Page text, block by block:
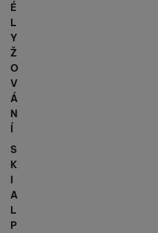
É
L
Y
Ž
O
V
Á
N
Í
S
K
I
A
L
P